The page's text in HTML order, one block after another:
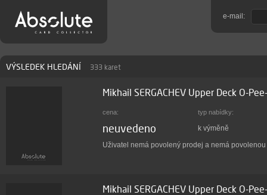
e-mail:
VÝSLEDEK HLEDÁNÍ 333 karet
Mikhail SERGACHEV Upper Deck O-
cena: typ nabídky:
neuvedeno
k výměně
Uživatel nemá povolený prodej a nemá
Mikhail SERGACHEV Upper Deck O-